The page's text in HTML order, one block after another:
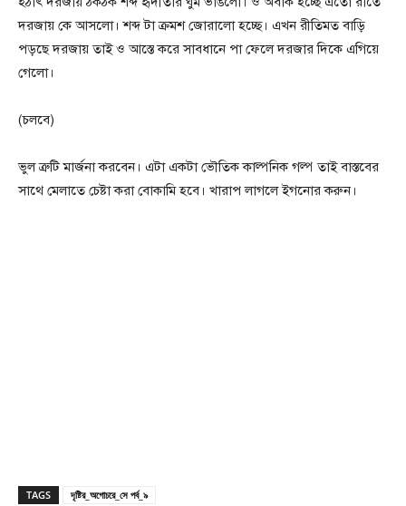
দরজায় কে আসলো। শব্দ টা ক্রমশ জোরালো হচ্ছে। এখন রীতিমত বাড়ি
পড়ছে দরজায় তাই ও আস্তে করে সাবধানে পা ফেলে দরজার দিকে এগিয়ে
গেলো।
(চলবে)
ভুল ত্রুটি মার্জনা করবেন। এটা একটা ভৌতিক কাল্পনিক গল্প তাই বাস্তবের
সাথে মেলাতে চেষ্টা করা বোকামি হবে। খারাপ লাগলে ইগনোর করুন।
TAGS দৃষ্টির_অগোচরে_সে পর্ব_৯